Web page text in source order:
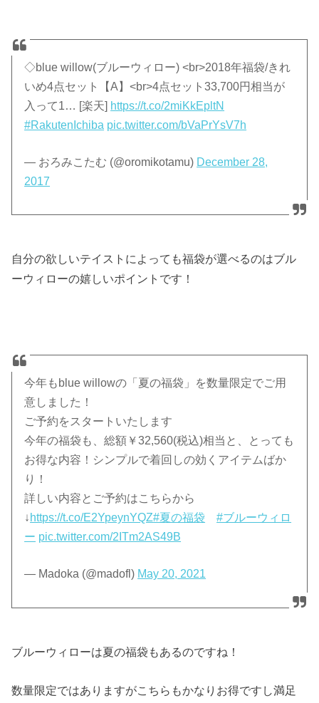
◇blue willow(ブルーウィロー) <br>2018年福袋/きれ
いめ4点セット【A】<br>4点セット33,700円相当が
入って1… [楽天] https://t.co/2miKkEpltN
#RakutenIchiba pic.twitter.com/bVaPrYsV7h
— おろみこたむ (@oromikotamu) December 28,
2017
自分の欲しいテイストによっても福袋が選べるのはブル
ーウィローの嬉しいポイントです！
今年もblue willowの「夏の福袋」を数量限定でご用
意しました！
ご予約をスタートいたします
今年の福袋も、総額￥32,560(税込)相当と、とっても
お得な内容！シンプルで着回しの効くアイテムばか
り！
詳しい内容とご予約はこちらから
↓ https://t.co/E2YpeynYQZ#夏の福袋
#ブルーウィロ
ー pic.twitter.com/2ITm2AS49B
— Madoka (@madofl) May 20, 2021
ブルーウィローは夏の福袋もあるのですね！
数量限定ではありますがこちらもかなりお得ですし満足